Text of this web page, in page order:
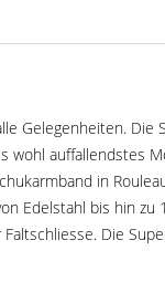
Gelegenheiten.
wohl auffallendstes
in
Edelstahl bis hin
Die